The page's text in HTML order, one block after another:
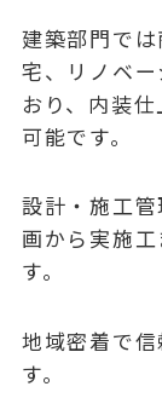
建築部門で
宅、リノベ
おり、内装
可能です。
設計・施工
画から実施
す。
地域密着で
す。